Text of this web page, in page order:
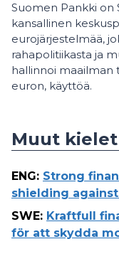
Suomen Pankki on
kansallinen
eurojärjestelmää,
rahapolitiikasta ja
hallinnoi maailman
euron, käyttöä.
Muut kielet
ENG: Strong
shielding
SWE: Kraftfull
för att skydda